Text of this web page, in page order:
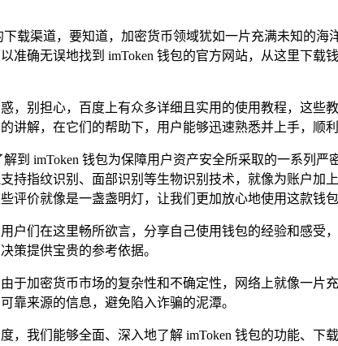
载渠道，要知道，加密货币领域犹如一片充满未知的海
准确无误地找到 imToken 钱包的官方网站，从这里下
，别担心，百度上有众多详细且实用的使用教程，这些
解，在它们的帮助下，用户能够迅速熟悉并上手，顺
到 imToken 钱包为保障用户资产安全所采取的一系列
持指纹识别、面部识别等生物识别技术，就像为账户加
评价就像是一盏盏明灯，让我们更加放心地使用这款钱包
户们在这里畅所欲言，分享自己使用钱包的经验和感受
策提供宝贵的参考依据。
于加密货币市场的复杂性和不确定性，网络上就像一片
靠来源的信息，避免陷入诈骗的泥潭。
，我们能够全面、深入地了解 imToken 钱包的功能、